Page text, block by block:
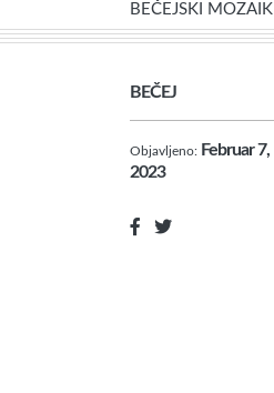
BEČEJSKI MOZAIK
BEČEJ
Objavljeno: Februar 7,
2023